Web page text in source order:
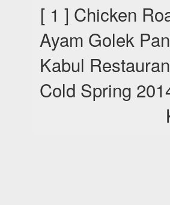
[ 1 ] Chicken
Ayam Golek
Kabul
Cold Spring